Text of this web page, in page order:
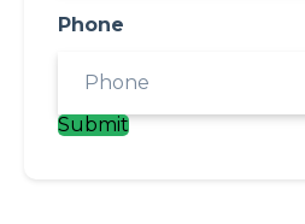
Phone
Submit